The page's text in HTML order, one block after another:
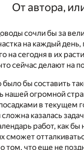
От автора,
сочли бы за
на каждый
на сегодня в их
сейчас делают на
бы составить
нашей огромной
в текущем
казалась
работ, как
сможет
том, что еще не